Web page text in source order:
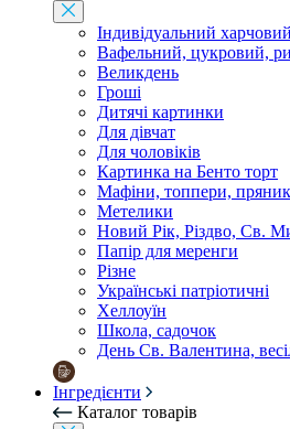
Індивідуальний
Вафельний, цукровий,
Великдень
Гроші
Дитячі картинки
Для дівчат
Для чоловіків
Картинка на Бенто торт
Мафіни, топпери,
Метелики
Новий Рік, Різдво, Св.
Папір для меренги
Різне
Українські патріотичні
Хеллоуїн
Школа, садочок
День Св. Валентина,
Інгредієнти
Каталог товарів